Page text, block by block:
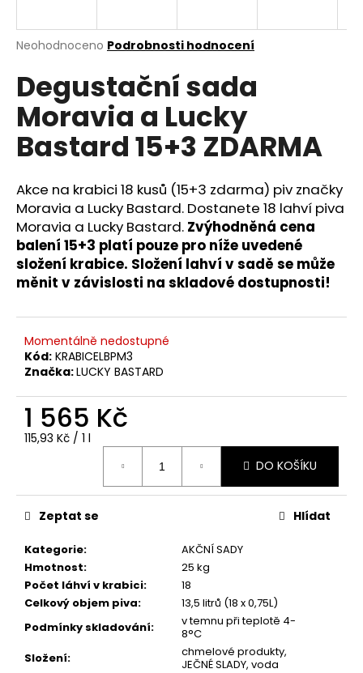
Průměrné
produktu
je
0,0
5
hvězdiček.
Neohodnoceno Podrobnosti hodnocení
Degustační sada
Moravia a Lucky
Bastard 15+3 ZDARMA
Akce na krabici 18 kusů (15+3 zdarma) piv značky
Moravia a Lucky Bastard. Dostanete 18 lahví piva
Moravia a Lucky Bastard. Zvýhodněná cena
balení 15+3 platí pouze pro níže uvedené
složení krabice. Složení lahví v sadě se může
měnit v závislosti na skladové dostupnosti!
Momentálně nedostupné
Kód: KRABICELBPM3
Značka:LUCKY BASTARD
1 565 Kč
Měrná
115,93 Kč / 1 l
DO KOŠÍKU
Kategorie:
AKČNÍ SADY
Hmotnost:
25 kg
Počet láhví v krabici:
18
Celkový objem piva:
13,5 litrů (18 x 0,75L)
Podmínky skladování:
v temnu při teplotě 4-
8°C
Složení:
chmelové produkty,
JEČNÉ SLADY, voda
Zeptat se Hlídat
j
t
?
HLEDAT
D
o
p
o
u
č
u
j
m
VÝČEPNÍ
ZAŘÍZENÍ
300
Kč